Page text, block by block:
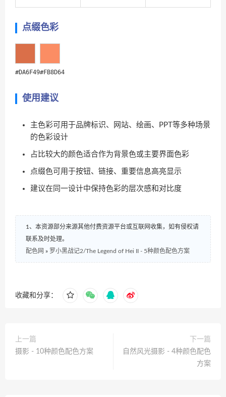
点缀色彩
#DA6F49#FB8D64
使用建议
主色彩可用于品牌标识、网站、绘画、PPT等多种场景
的色彩设计
占比较大的颜色适合作为背景色或主要界面色彩
点缀色可用于按钮、链接、重要信息高亮显示
建议在同一设计中保持色彩的层次感和对比度
1、本资源部分来源其他付费资源平台或互联网收集，如有侵权请
联系及时处理。
配色网 » 罗小黑战记2/The Legend of Hei II - 5种颜色配色方案
收藏和分享：
上一篇
摄影 - 10种颜色配色方案
下一篇
自然风光摄影 - 4种颜色配色
方案